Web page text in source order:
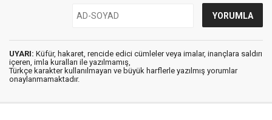
UYARI: Küfür, hakaret, rencide edici cümleler veya imalar, inançlara saldırı
içeren, imla kuralları ile yazılmamış,
Türkçe karakter kullanılmayan ve büyük harflerle yazılmış yorumlar
onaylanmamaktadır.